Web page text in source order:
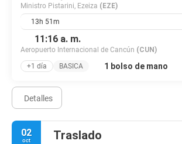
Ministro Pistarini, Ezeiza (EZE)
13h 51m
11:16 a. m.
Aeropuerto Internacional de Cancún (CUN)
+1 día
BASICA 1 bolso de mano
Detalles
02
oct Traslado